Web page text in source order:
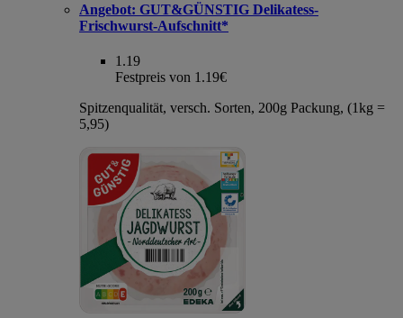
Angebot: GUT&GÜNSTIG Delikatess-
Frischwurst-Aufschnitt*
1.19
Festpreis von 1.19€
Spitzenqualität, versch. Sorten, 200g Packung, (1kg =
5,95)